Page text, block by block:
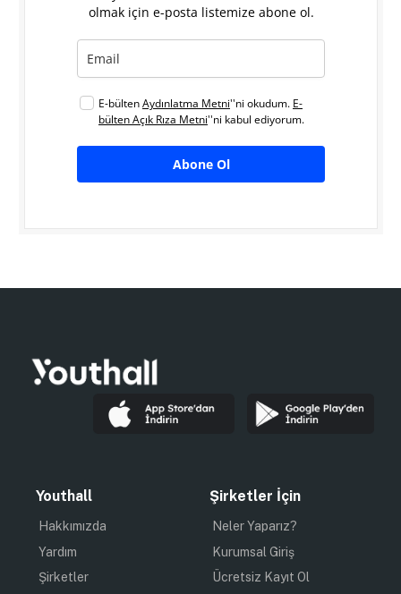
olmak için e-posta listemize abone ol.
E-bültenAydınlatma Metni''ni okudum. E-
bülten Açık Rıza Metni''ni kabul ediyorum.
Abone Ol
Youthall
Hakkımızda
Yardım
Şirketler
Şirketler İçin
Neler Yaparız?
Kurumsal Giriş
Ücretsiz Kayıt Ol